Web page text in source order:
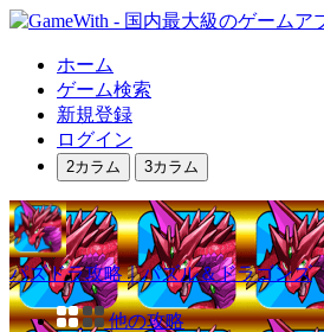
ホーム
ゲーム検索
新規登録
ログイン
2カラム 3カラム
パズドラ攻略｜パズル＆ドラゴンズ
他の攻略